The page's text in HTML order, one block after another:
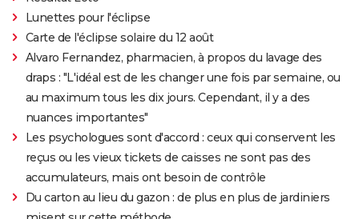
Lunettes pour l'éclipse
Carte de l'éclipse solaire du 12 août
Alvaro Fernandez, pharmacien, à propos du lavage des
draps : "L'idéal est de les changer une fois par semaine, ou
au maximum tous les dix jours. Cependant, il y a des
nuances importantes"
Les psychologues sont d'accord : ceux qui conservent les
reçus ou les vieux tickets de caisses ne sont pas des
accumulateurs, mais ont besoin de contrôle
Du carton au lieu du gazon : de plus en plus de jardiniers